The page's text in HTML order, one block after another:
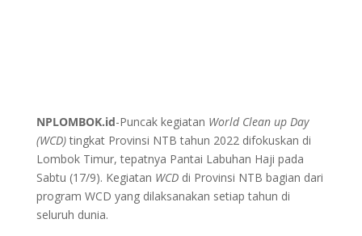
NPLOMBOK.id-Puncak kegiatan World Clean up Day
(WCD)tingkat Provinsi NTB tahun 2022 difokuskan di
Lombok Timur, tepatnya Pantai Labuhan Haji pada
Sabtu (17/9). Kegiatan WCDdi Provinsi NTB bagian dari
program WCD yang dilaksanakan setiap tahun di
seluruh dunia.